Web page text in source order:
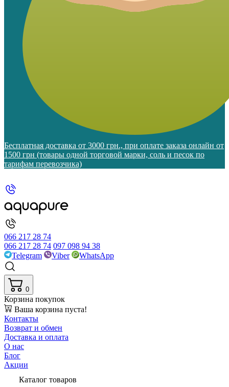
Бесплатная доставка от 3000 грн., при оплате заказа онлайн от
1500 грн (товары одной торговой марки, соль и песок по
тарифам перевозчика)
066 217 28 74
066 217 28 74 097 098 94 38
Telegram
Viber WhatsApp
0
Корзина покупок
Ваша корзина пуста!
Контакты
Возврат и обмен
Доставка и оплата
О нас
Блог
Акции
Каталог товаров